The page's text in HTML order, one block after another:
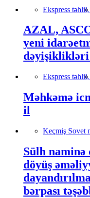
Ekspress təhlil,
AZAL,
yeni
Ekspress təhlil,
Məhkəmə
il
Keçmiş Sovet
Sülh
döyüş
bərpası